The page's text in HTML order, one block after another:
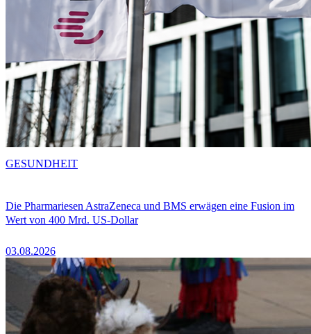
Die Pharmariesen AstraZeneca und BMS erwägen eine Fusion im
Wert von 400 Mrd. US-Dollar
03.08.2026
GESUNDHEIT